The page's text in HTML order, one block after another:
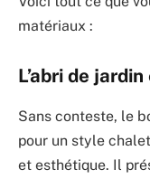
matériaux :
L’abri de
Sans conteste, le
pour un style
et esthétique. Il